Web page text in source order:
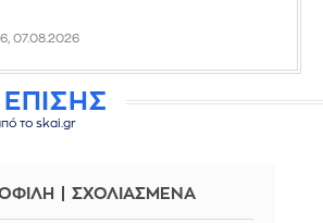
07.08.2026
το skai.gr
ΣΧΟΛΙΑΣΜΕΝΑ